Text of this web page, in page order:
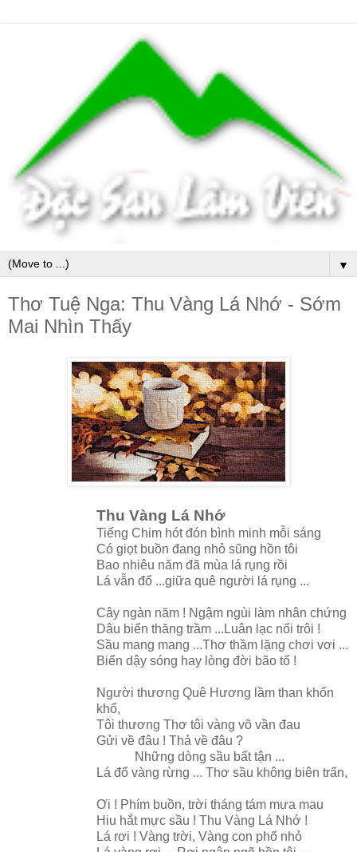
▼
Thơ Tuệ Nga: Thu Vàng Lá Nhớ - Sớm
Mai Nhìn Thấy
Thu Vàng Lá Nhớ
Tiếng Chim hót đón bình minh mỗi sáng
Có giọt buồn đang nhỏ sũng hồn tôi
Bao nhiêu năm đã mùa lá rụng rồi
Lá vẫn đổ ...giữa quê người lá rụng ...
Cây ngàn năm ! Ngậm ngùi làm nhân chứng
Dâu biển thăng trầm ...Luân lạc nổi trôi !
Sầu mang mang ...Thơ thầm lặng chơi vơi ...
Biển dậy sóng hay lòng đời bão tố !
Người thương Quê Hương lầm than khốn
khổ,
Tôi thương Thơ tôi vàng võ vần đau
Gửi về đâu ! Thả về đâu ?
Những dòng sầu bất tận ...
Lá đổ vàng rừng ... Thơ sầu không biên trấn,
Ơi ! Phím buồn, trời tháng tám mưa mau
Hiu hắt mực sầu ! Thu Vàng Lá Nhớ !
Lá rơi ! Vàng trời, Vàng con phố nhỏ